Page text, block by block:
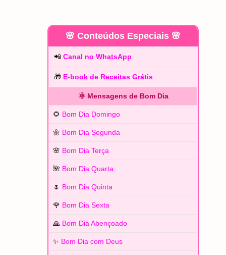
🌸 Conteúdos Especiais 🌸
📲 Canal no WhatsApp
🎁 E-book de Receitas Grátis
🌞 Mensagens de Bom Dia
🌻 Bom Dia Domingo
🌼 Bom Dia Segunda
🌸 Bom Dia Terça
🌺 Bom Dia Quarta
🌷 Bom Dia Quinta
🌹 Bom Dia Sexta
🙏 Bom Dia Abençoado
✨ Bom Dia com Deus